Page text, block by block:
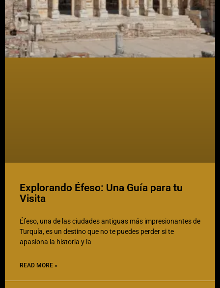
Explorando Éfeso: Una Guía para tu
Visita
Éfeso, una de las ciudades antiguas más impresionantes de
Turquía, es un destino que no te puedes perder si te
apasiona la historia y la
READ MORE »